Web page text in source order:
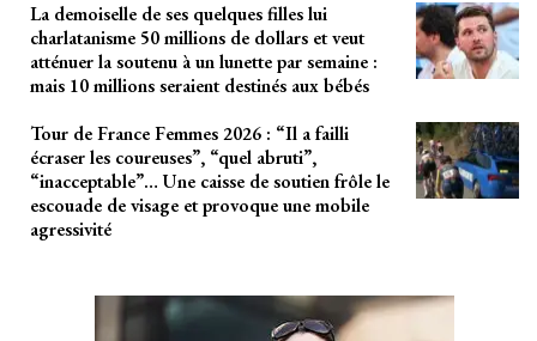
La demoiselle de ses quelques filles lui
charlatanisme 50 millions de dollars et veut
atténuer la soutenu à un lunette par semaine :
mais 10 millions seraient destinés aux bébés
Tour de France Femmes 2026 : “Il a failli
écraser les coureuses”, “quel abruti”,
“inacceptable”… Une caisse de soutien frôle le
escouade de visage et provoque une mobile
agressivité